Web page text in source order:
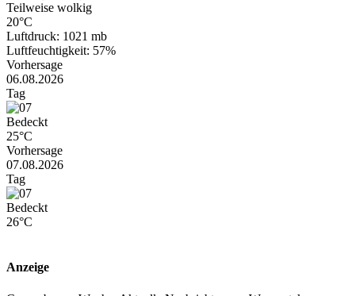
Teilweise wolkig
20°C
Luftdruck: 1021 mb
Luftfeuchtigkeit: 57%
Vorhersage
06.08.2026
Tag
Bedeckt
25°C
Vorhersage
07.08.2026
Tag
Bedeckt
26°C
Anzeige